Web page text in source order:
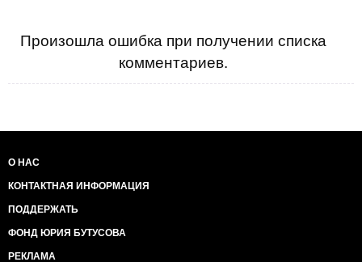
Произошла ошибка при получении списка
комментариев.
О НАС
КОНТАКТНАЯ ИНФОРМАЦИЯ
ПОДДЕРЖАТЬ
ФОНД ЮРИЯ БУТУСОВА
РЕКЛАМА